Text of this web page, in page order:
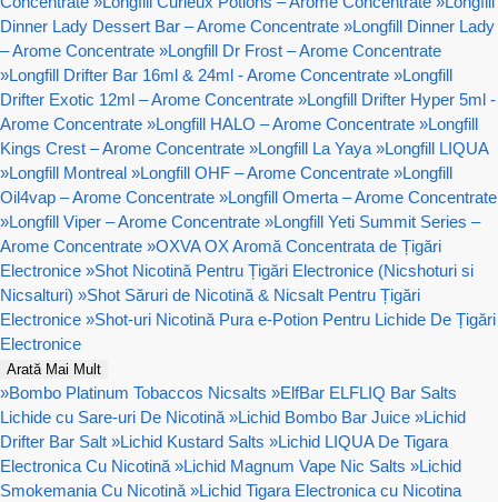
Dinner Lady Dessert Bar – Arome Concentrate »Longfill Dinner Lady
– Arome Concentrate »Longfill Dr Frost – Arome Concentrate
»Longfill Drifter Bar 16ml & 24ml - Arome Concentrate »Longfill
Drifter Exotic 12ml – Arome Concentrate »Longfill Drifter Hyper 5ml -
Arome Concentrate »Longfill HALO – Arome Concentrate »Longfill
Kings Crest – Arome Concentrate »Longfill La Yaya »Longfill LIQUA
»Longfill Montreal »Longfill OHF – Arome Concentrate »Longfill
Oil4vap – Arome Concentrate »Longfill Omerta – Arome Concentrate
»Longfill Viper – Arome Concentrate »Longfill Yeti Summit Series –
Arome Concentrate »OXVA OX Aromă Concentrata de Țigări
Electronice »Shot Nicotină Pentru Țigări Electronice (Nicshoturi si
Nicsalturi) »Shot Săruri de Nicotină & Nicsalt Pentru Țigări
Electronice »Shot-uri Nicotină Pura e-Potion Pentru Lichide De Țigări
Electronice
Arată Mai Mult
»Bombo Platinum Tobaccos Nicsalts »ElfBar ELFLIQ Bar Salts
Lichide cu Sare-uri De Nicotină »Lichid Bombo Bar Juice »Lichid
Drifter Bar Salt »Lichid Kustard Salts »Lichid LIQUA De Tigara
Electronica Cu Nicotină »Lichid Magnum Vape Nic Salts »Lichid
Smokemania Cu Nicotină »Lichid Tigara Electronica cu Nicotina